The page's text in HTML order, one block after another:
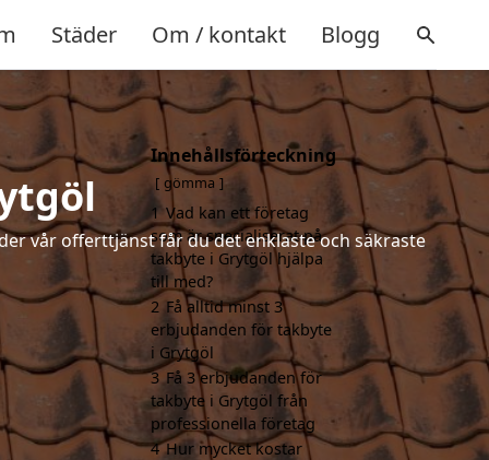
Städer Om / kontakt Blogg
vår offerttjänst får du det enklaste och säkraste
Innehållsförteckning
gömma
1 Vad kan ett företag
som är specialiserat på
takbyte i Grytgöl hjälpa
till med?
2 Få alltid minst 3
erbjudanden för takbyte
i Grytgöl
3 Få 3 erbjudanden för
takbyte i Grytgöl från
professionella företag
4 Hur mycket kostar